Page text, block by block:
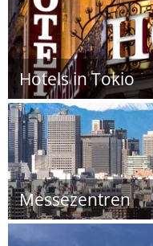
Hotels in Tokio
Messezentren